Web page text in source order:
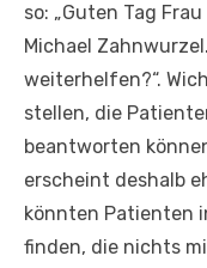
so: „Guten Tag
Michael
weiterhelfen?“.
stellen, die
beantworten
erscheint deshalb
könnten Patienten
finden, die nichts